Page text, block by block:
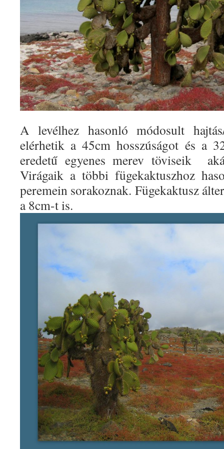
A levélhez hasonló módosult
elérhetik a 45cm hosszúságot és a
eredetű egyenes merev töviseik
Virágaik a többi fügekaktuszhoz
peremein sorakoznak. Fügekaktusz
a 8cm-t is.